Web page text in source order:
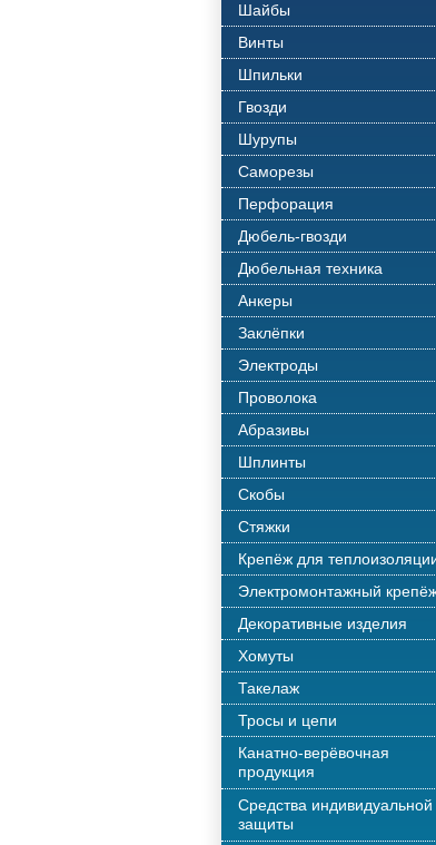
Шайбы
Винты
Шпильки
Гвозди
Шурупы
Саморезы
Перфорация
Дюбель-гвозди
Дюбельная техника
Анкеры
Заклёпки
Электроды
Проволока
Абразивы
Шплинты
Скобы
Стяжки
Крепёж для
Электромонтажный
Декоративные изделия
Хомуты
Такелаж
Тросы и цепи
Канатно-верёвочная
продукция
Средства индивидуальной
защиты